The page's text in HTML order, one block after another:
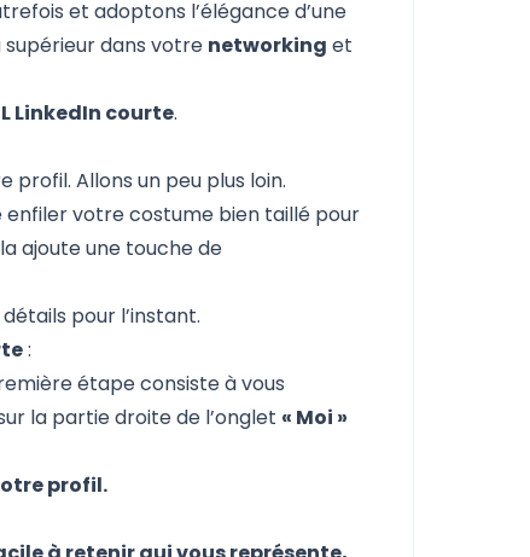
et adoptons l’élégance d’une
supérieur dans votre networking et
LinkedIn courte.
Allons un peu plus loin.
enfiler votre costume bien taillé pour
ajoute une touche de
pour l’instant.
:
étape consiste à vous
la partie droite de l’onglet « Moi »
profil.